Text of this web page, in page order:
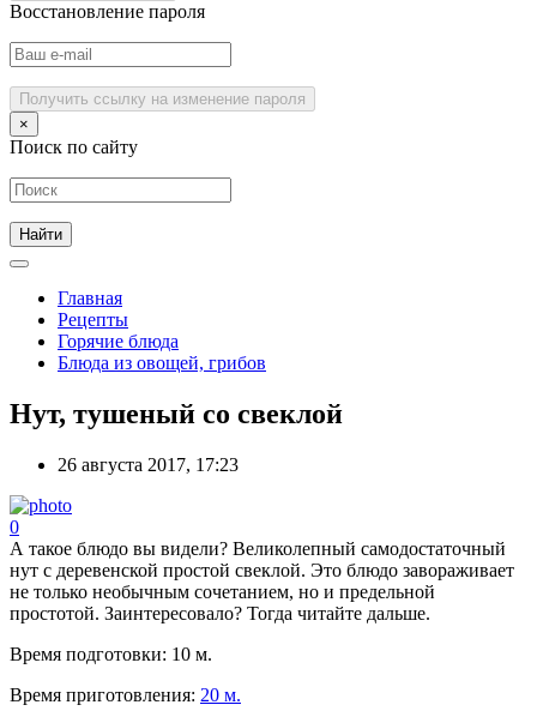
Восстановление пароля
Получить ссылку на изменение пароля
×
Поиск по сайту
Главная
Рецепты
Горячие блюда
Блюда из овощей, грибов
Нут, тушеный со свеклой
26 августа 2017, 17:23
0
А такое блюдо вы видели? Великолепный самодостаточный
нут с деревенской простой свеклой. Это блюдо завораживает
не только необычным сочетанием, но и предельной
простотой. Заинтересовало? Тогда читайте дальше.
Время подготовки: 10 м.
Время приготовления: 20 м.